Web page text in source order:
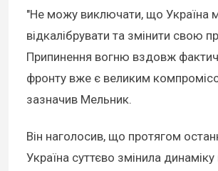
"Не можу виключати, що Україна
відкалібрувати та змінити свою
Припинення вогню вздовж
фронту вже є великим
зазначив Мельник.
Він наголосив, що протягом
Україна суттєво змінила динаміку